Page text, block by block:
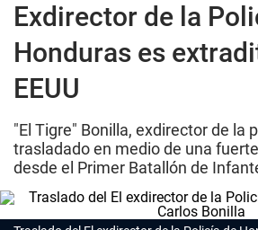
Exdirector de la
Honduras es
EEUU
"El Tigre" Bonilla, exdirector de la
trasladado en medio de una
desde el Primer Batallón de